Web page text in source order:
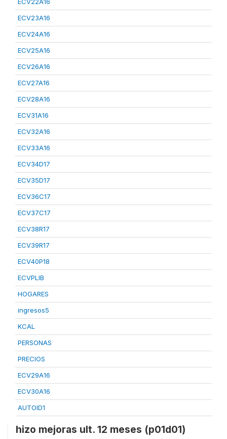
ECV23A16
ECV24A16
ECV25A16
ECV26A16
ECV27A16
ECV28A16
ECV31A16
ECV32A16
ECV33A16
ECV34D17
ECV35D17
ECV36C17
ECV37C17
ECV38R17
ECV39R17
ECV40P18
ECVPLIB
HOGARES
ingresos5
KCAL
PERSONAS
PRECIOS
ECV29A16
ECV30A16
AUTOID1
hizo mejoras ult. 12 meses (p01d01)